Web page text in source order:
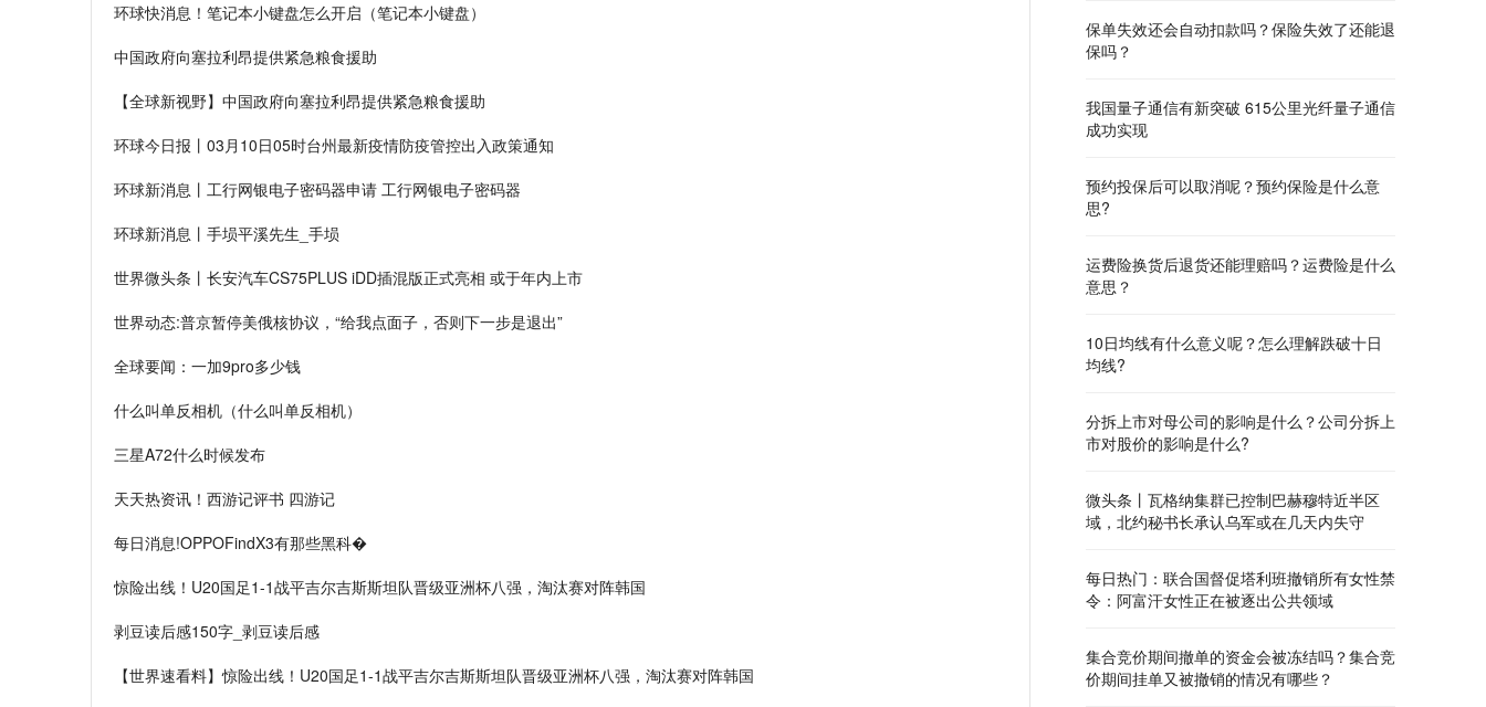
环球快消息！笔记本小键盘怎么开启（笔记本小键盘）
中国政府向塞拉利昂提供紧急粮食援助
【全球新视野】中国政府向塞拉利昂提供紧急粮食援助
环球今日报丨03月10日05时台州最新疫情防疫管控出入政策通知
环球新消息丨工行网银电子密码器申请 工行网银电子密码器
环球新消息丨手埙平溪先生_手埙
世界微头条丨长安汽车CS75PLUS iDD插混版正式亮相 或于年内上市
世界动态:普京暂停美俄核协议，“给我点面子，否则下一步是退出”
全球要闻：一加9pro多少钱
什么叫单反相机（什么叫单反相机）
三星A72什么时候发布
天天热资讯！西游记评书 四游记
每日消息!OPPOFindX3有那些黑科�
惊险出线！U20国足1-1战平吉尔吉斯斯坦队晋级亚洲杯八强，淘汰赛对阵韩国
剥豆读后感150字_剥豆读后感
【世界速看料】惊险出线！U20国足1-1战平吉尔吉斯斯坦队晋级亚洲杯八强，淘汰赛对阵韩国
保单失效还会自动扣款吗？保险失效了还能退
保吗？
我国量子通信有新突破 615公里光纤量子通信
成功实现
预约投保后可以取消呢？预约保险是什么意
思?
运费险换货后退货还能理赔吗？运费险是什么
意思？
10日均线有什么意义呢？怎么理解跌破十日
均线?
分拆上市对母公司的影响是什么？公司分拆上
市对股价的影响是什么?
微头条丨瓦格纳集群已控制巴赫穆特近半区
域，北约秘书长承认乌军或在几天内失守
每日热门：联合国督促塔利班撤销所有女性禁
令：阿富汗女性正在被逐出公共领域
集合竞价期间撤单的资金会被冻结吗？集合竞
价期间挂单又被撤销的情况有哪些？